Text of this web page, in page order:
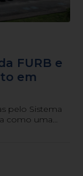
FURB e
em
pelo Sistema
como uma